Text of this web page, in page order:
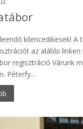
kilencedikesek!
az alábbi
regisztráció Várunk
Péterfy...